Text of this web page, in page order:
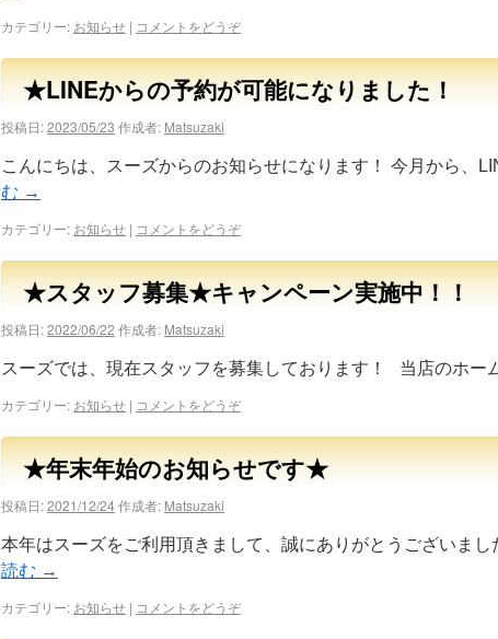
カテゴリー: お知らせ | コメントをどうぞ
★LINEからの予約が可能になりました！
投稿日:2023/05/23 作成者: Matsuzaki
こんにちは、スーズからのお知らせになります！ 今月から、
む →
カテゴリー: お知らせ | コメントをどうぞ
★スタッフ募集★キャンペーン実施中！！
投稿日:2022/06/22 作成者: Matsuzaki
スーズでは、現在スタッフを募集しております！ 当店のホー
カテゴリー: お知らせ | コメントをどうぞ
★年末年始のお知らせです★
投稿日:2021/12/24作成者: Matsuzaki
本年はスーズをご利用頂きまして、誠にありがとうございま
読む →
カテゴリー: お知らせ | コメントをどうぞ